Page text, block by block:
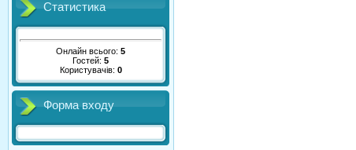
Статистика
Онлайн всього: 5
Гостей: 5
Користувачів: 0
Форма входу